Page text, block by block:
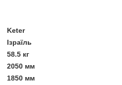
Keter
Ізраїль
58.5 кг
2050 мм
1850 мм